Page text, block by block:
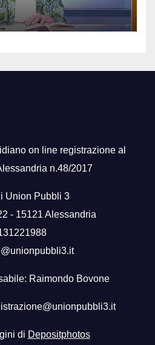
on line registrazione al
n.48/2017
Union Pubbli 3
- 15121 Alessandria
Raimondo Bovone
di Depositphotos